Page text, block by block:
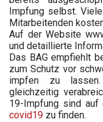
Impfung selbst.
Mitarbeitenden
Auf der Website
und detaillierte
Das BAG empfiehlt
zum Schutz vor
impfen zu
gleichzeitig
19-Impfung sind auf
covid19 zu finden.